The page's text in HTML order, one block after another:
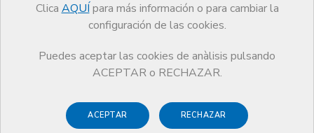
Clica AQUÍ para más información o para cambiar la
configuración de las cookies.
Puedes aceptar las cookies de anàlisis pulsando
ACEPTAR o RECHAZAR.
ACEPTAR RECHAZAR
21 SEPTIEMBRE DE 2018